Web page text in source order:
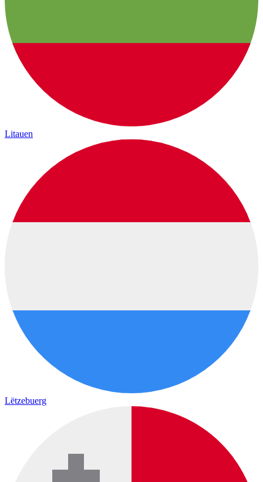
Litauen
Lëtzebuerg